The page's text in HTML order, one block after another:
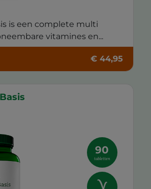
is een complete multi
vitamines en...
€ 44,95
90
tabletten